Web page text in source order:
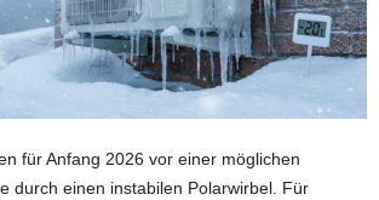
für Anfang 2026 vor einer möglichen
durch einen instabilen Polarwirbel. Für